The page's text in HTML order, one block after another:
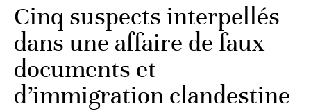
Cinq suspects interpellés
dans une affaire de faux
documents et
d’immigration clandestine